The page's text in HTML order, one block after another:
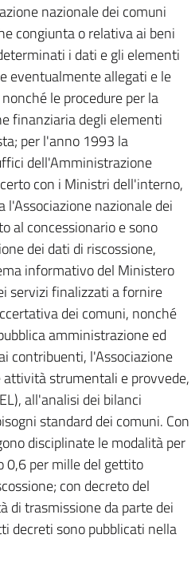
nazionale dei comuni
congiunta o relativa ai beni
i dati e gli elementi
eventualmente allegati e le
le procedure per la
finanziaria degli elementi
per l'anno 1993 la
dell'Amministrazione
con i Ministri dell'interno,
l'Associazione nazionale dei
al concessionario e sono
dei dati di riscossione,
informativo del Ministero
servizi finalizzati a fornire
dei comuni, nonché
amministrazione ed
contribuenti, l'Associazione
attività strumentali e provvede,
all'analisi dei bilanci
standard dei comuni. Con
disciplinate le modalità per
0,6 per mille del gettito
con decreto del
di trasmissione da parte dei
decreti sono pubblicati nella